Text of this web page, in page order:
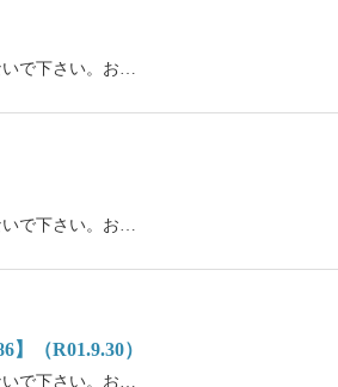
いで下さい。お…
いで下さい。お…
（R01.9.30）
いで下さい。お…